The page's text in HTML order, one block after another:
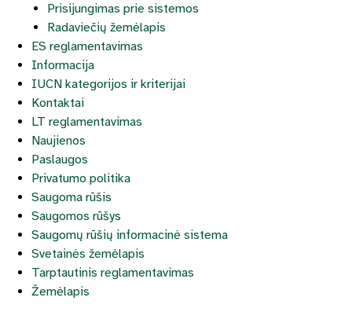
Prisijungimas prie sistemos
Radaviečių žemėlapis
ES reglamentavimas
Informacija
IUCN kategorijos ir kriterijai
Kontaktai
LT reglamentavimas
Naujienos
Paslaugos
Privatumo politika
Saugoma rūšis
Saugomos rūšys
Saugomų rūšių informacinė sistema
Svetainės žemėlapis
Tarptautinis reglamentavimas
Žemėlapis